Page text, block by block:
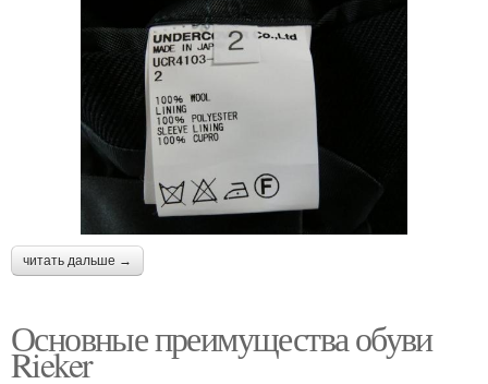
читать дальше →
Основные преимущества обуви
Rieker